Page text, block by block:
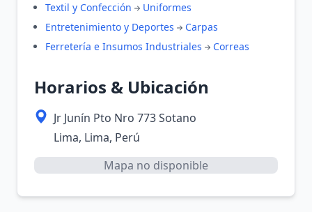
Textil y Confección
Uniformes
Entretenimiento y Deportes
Carpas
Ferretería e Insumos Industriales
Correas
Horarios & Ubicación
Jr Junín Pto Nro 773 Sotano
Lima, Lima, Perú
Mapa no disponible